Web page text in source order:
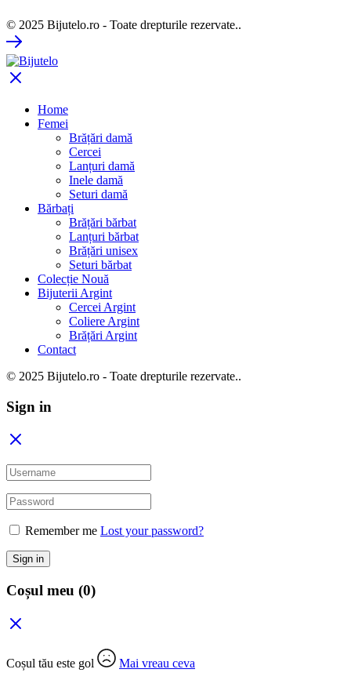
© 2025 Bijutelo.ro - Toate drepturile rezervate..
Home
Femei
Brățări damă
Cercei
Lanțuri damă
Inele damă
Seturi damă
Bărbați
Brățări bărbat
Lanțuri bărbat
Brățări unisex
Seturi bărbat
Colecție Nouă
Bijuterii Argint
Cercei Argint
Coliere Argint
Brățări Argint
Contact
© 2025 Bijutelo.ro - Toate drepturile rezervate..
Sign in
Remember me Lost your password?
Sign in
Coșul meu (0)
Coșul tău este gol Mai vreau ceva